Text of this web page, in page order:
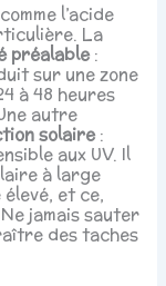
l’acide
La
préalable:
sur une zone
à 48 heures
autre
solaire:
aux UV. Il
à large
et ce,
jamais sauter
des taches